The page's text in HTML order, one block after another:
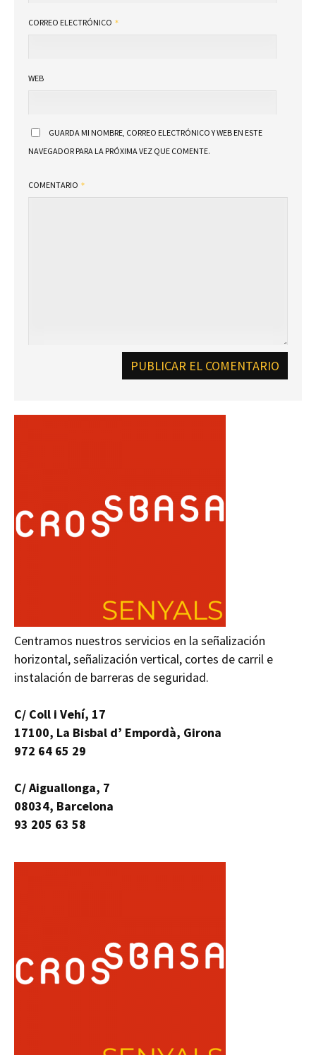
CORREO ELECTRÓNICO
WEB
GUARDA MI NOMBRE, CORREO ELECTRÓNICO Y WEB EN ESTE
NAVEGADOR PARA LA PRÓXIMA VEZ QUE COMENTE.
COMENTARIO
Centramos nuestros servicios en la señalización
horizontal, señalización vertical, cortes de carril e
instalación de barreras de seguridad.
C/ Coll i Vehí, 17
17100, La Bisbal d’ Empordà, Girona
972 64 65 29
C/ Aiguallonga, 7
08034, Barcelona
93 205 63 58